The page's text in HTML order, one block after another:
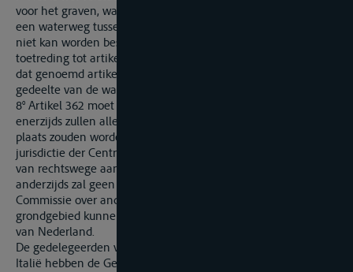
voor het graven, wat betreft het Nederlands grondgebied, van
een waterweg tussen Rijn en Maas met grootdwarsprofiel,
niet kan worden beschouwd als voortvloeiend uit zijn
toetreding tot artikel 361 van het Verdrag van Versailles, en
dat genoemd artikel slechts betrekking heeft op het Duitse
gedeelte van de waterweg tussen Rijn en Maas;
8° Artikel 362 moet in de volgende zin worden opgevat:
enerzijds zullen alle laterale kanalen en vaargeulen, die in de
plaats zouden worden gesteld van welk vak ook aan de
jurisdictie der Centrale Commissie onderworpen waterwegen,
van rechtswege aan die jurisdictie onder-worpen zijn, en
anderzijds zal geen uitbreiding van de jurisdictie der Centrale
Commissie over andere waterwegen op Nederlands
grondgebied kunnen plaats vinden zonder de toestemming
van Nederland.
De gedelegeerden van België, Frankrijk, Groot-Brittannië en
Italië hebben de Gedelegeerden van Nederland doen weten,